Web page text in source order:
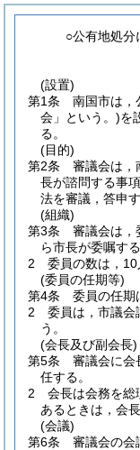
○公有地処分
(設置)
第1条
南国市は，
会」という。)を
る。
(目的)
第2条
審議会は，
長が諮問する事
法を審議，答申
(組織)
第3条
審議会は，
ら市長が委嘱す
2
委員の数は，10
(委員の任期等)
第4条
委員の任期
2
委員は，市議会
う。
(会長及び副会長)
第5条
審議会に会
任する。
2
会長は会務を総
あるときは，会
(会議)
第6条
審議会の会